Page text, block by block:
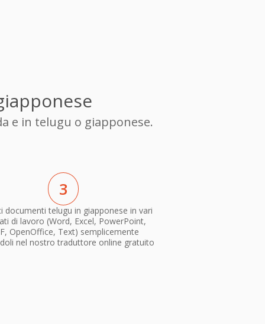
e in telugu o giapponese.
3
documenti telugu in giapponese in vari
di lavoro (Word, Excel, PowerPoint,
OpenOffice, Text) semplicemente
nel nostro traduttore online gratuito